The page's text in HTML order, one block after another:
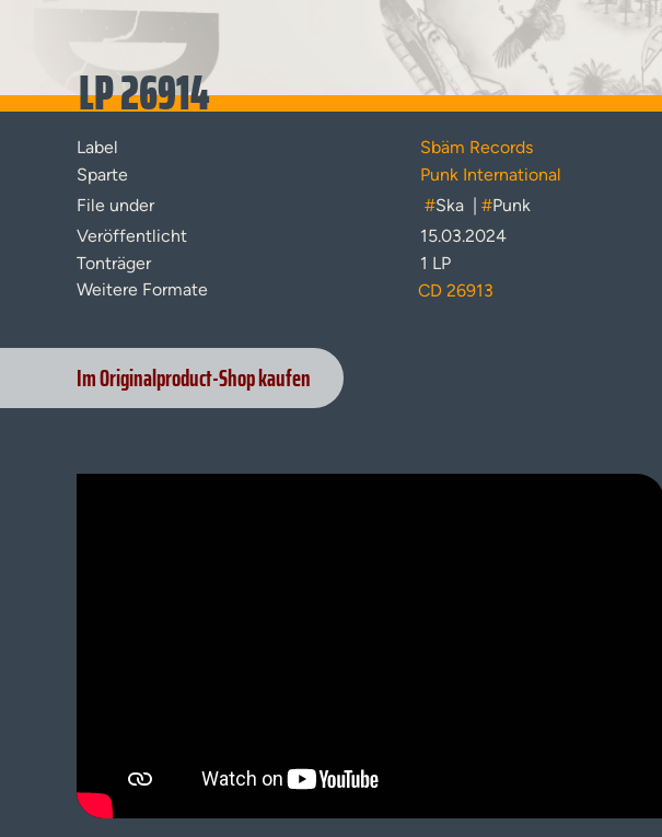
LP 26914
Label
Sbäm Records
Sparte
Punk International
File under
#Ska | #Punk
Veröffentlicht
15.03.2024
Tonträger
1 LP
Weitere Formate
CD 26913
Im Originalproduct-Shop kaufen